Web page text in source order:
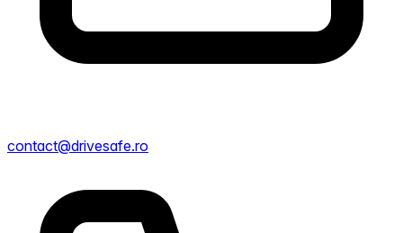
contact@drivesafe.ro